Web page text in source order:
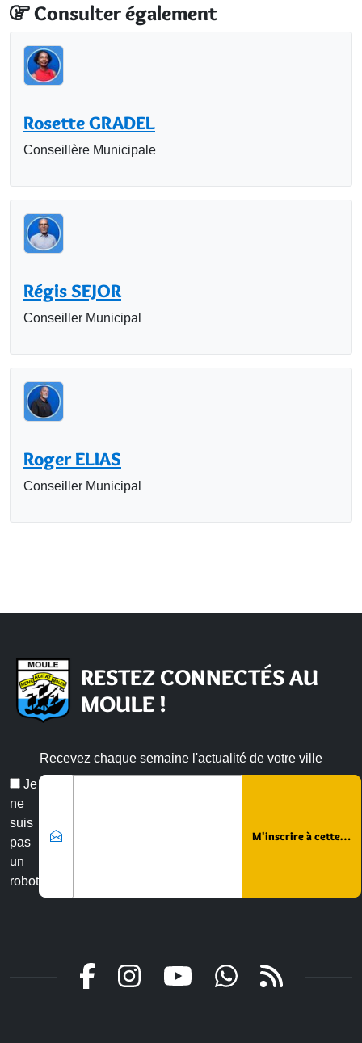
Consulter également
Rosette GRADEL
Conseillère Municipale
Régis SEJOR
Conseiller Municipal
Roger ELIAS
Conseiller Municipal
RESTEZ CONNECTÉS AU
MOULE !
Recevez chaque semaine l'actualité de votre ville
Je
ne
suis
pas
un
robot
Veuillez laisser ce champ vide :
Email